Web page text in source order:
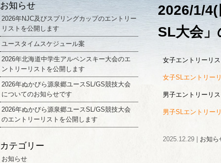
2026/1/
SL大会
女子エントリーリ
女子SLエントリー
男子エントリーリ
男子SLエントリー
2025.12.29 | お知ら
お知らせ
2026年NJC及びスプリングカップのエントリー
リストを公開します
ユースタイムスケジュール案
2026年北海道中学生アルペンスキー大会のエ
ントリーリストを公開します
2026年ぬかびら源泉郷ユースSL/GS競技大会
についてのお知らせです
2026年ぬかびら源泉郷ユースSL/GS競技大会
のエントリーリストを公開します
カテゴリー
お知らせ